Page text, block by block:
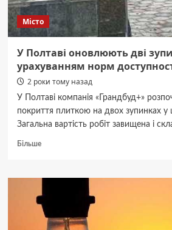
Місто
У Полтаві оновлюють дві
урахуванням норм
2 роки тому назад
У Полтаві компанія «Грандбуд+»
покриття плиткою на двох зупинках у
Загальна вартість робіт завищена і
БільшеДокладніше
Полтаві
зупинки